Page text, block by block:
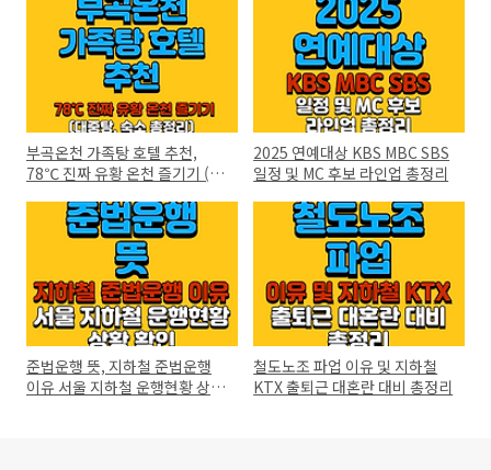
부곡온천 가족탕 호텔 추천,
78℃ 진짜 유황 온천 즐기기 (대
2025 연예대상 KBS MBC SBS
일정 및 MC 후보 라인업 총정리
준법운행 뜻, 지하철 준법운행
이유 서울 지하철 운행현황 상황
철도노조 파업 이유 및 지하철
KTX 출퇴근 대혼란 대비 총정리